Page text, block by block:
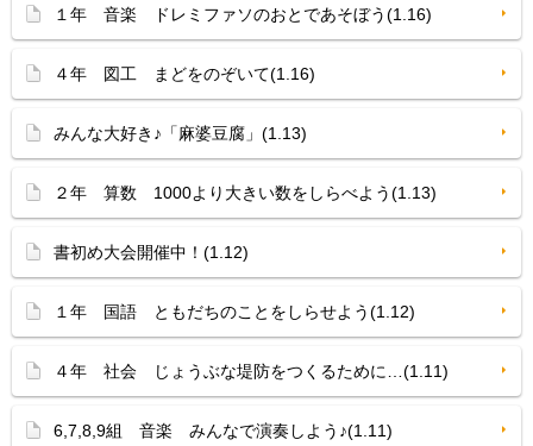
１年 音楽 ドレミファソのおとであそぼう(1.16)
４年 図工 まどをのぞいて(1.16)
みんな大好き♪「麻婆豆腐」(1.13)
２年 算数 1000より大きい数をしらべよう(1.13)
書初め大会開催中！(1.12)
１年 国語 ともだちのことをしらせよう(1.12)
４年 社会 じょうぶな堤防をつくるために…(1.11)
6,7,8,9組 音楽 みんなで演奏しよう♪(1.11)